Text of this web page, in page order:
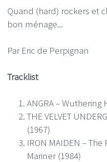
EMBED
Quand (hard) rockers et
bon ménage...
Par Eric de Perpignan
Tracklist
ANGRA – Wuthering
THE VELVET
(1967)
IRON MAIDEN –
Mariner (1984)